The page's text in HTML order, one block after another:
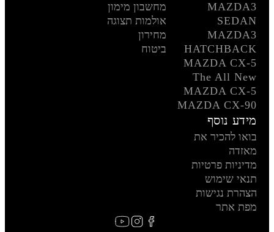
MAZDA3
SEDAN
MAZDA3
HATCHBACK
MAZDA CX-5
The All New
MAZDA CX-5
MAZDA CX-90
מחשבון מימון
אולמות תצוגה
מחירון
ביטוח
מידע נוסף
בואו להכיר את
מאזדה
מדיניות פרטיות
תנאי שימוש
הצהרת נגישות
מפת אתר